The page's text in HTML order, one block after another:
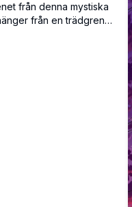
från denna mystiska
från en trädgren